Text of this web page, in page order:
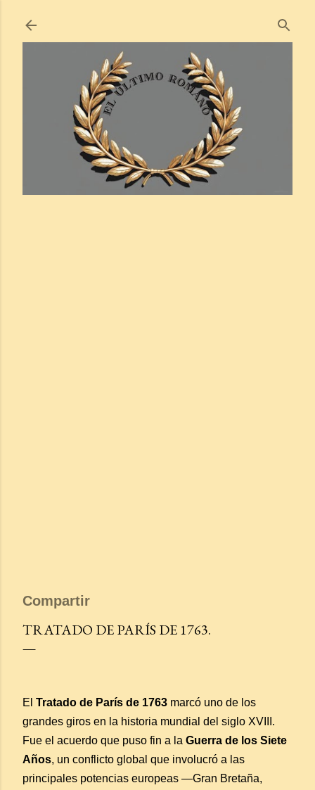
Compartir
TRATADO DE PARÍS DE 1763.
El Tratado de París de 1763 marcó uno de los
grandes giros en la historia mundial del siglo XVIII.
Fue el acuerdo que puso fin a la Guerra de los Siete
Años, un conflicto global que involucró a las
principales potencias europeas —Gran Bretaña,